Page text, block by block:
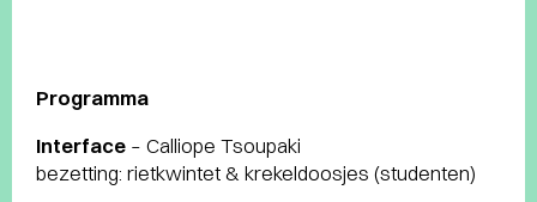
Programma
Interface – Calliope Tsoupaki
bezetting: rietkwintet & krekeldoosjes (studenten)